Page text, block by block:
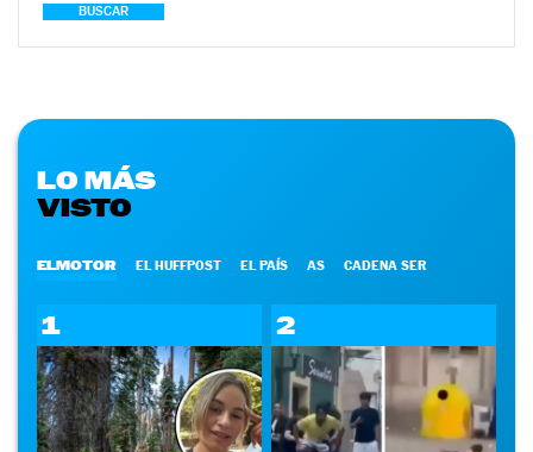
BUSCAR
LO MÁS
VISTO
ELMOTOR EL HUFFPOST EL PAÍS AS CADENA SER
1 2